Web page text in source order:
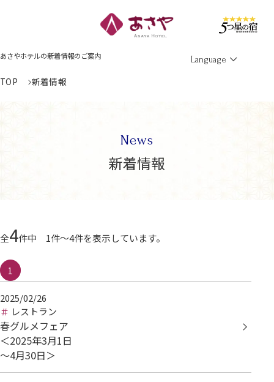
あさやホテルの新着情報のご案内 Language
TOP 新着情報
News
新着情報
全4件中 1件～4件を表示しています。
1
2025/02/26
レストラン
春グルメフェア
＜2025年3月1日
～4月30日＞